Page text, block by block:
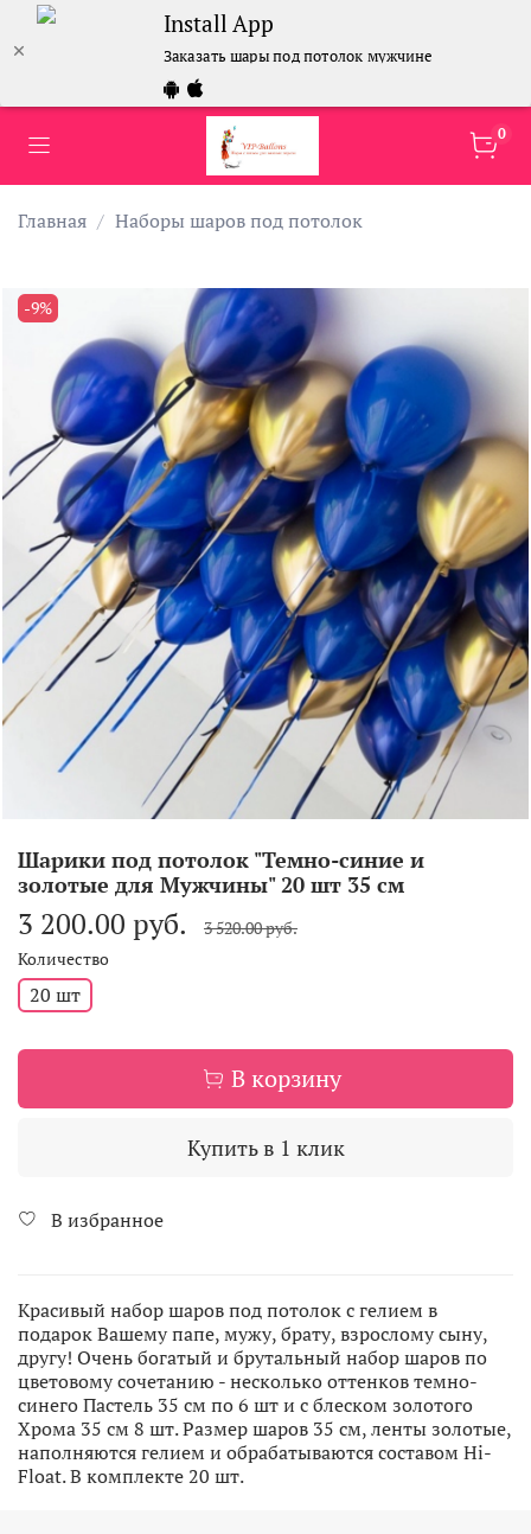
Install App
Заказать шары под потолок мужчине
0
Главная Наборы шаров под потолок
-9%
Шарики под потолок "Темно-синие и
золотые для Мужчины" 20 шт 35 см
3 200.00 руб.
3 520.00 руб.
Количество
20 шт
В корзину
Купить в 1 клик
В избранное
Красивый набор шаров под потолок с гелием в
подарок Вашему папе, мужу, брату, взрослому сыну,
другу! Очень богатый и брутальный набор шаров по
цветовому сочетанию - несколько оттенков темно-
синего Пастель 35 см по 6 шт и с блеском золотого
Хрома 35 см 8 шт. Размер шаров 35 см, ленты золотые,
наполняются гелием и обрабатываются составом Hi-
Float. В комплекте 20 шт.